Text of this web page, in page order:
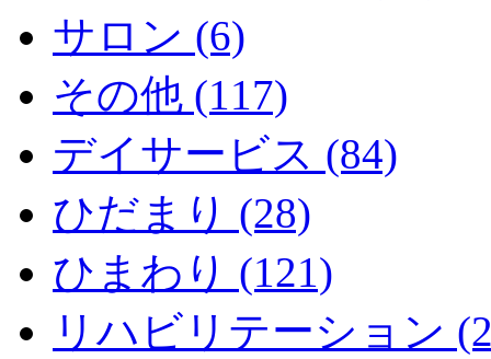
サロン (6)
その他 (117)
デイサービス (84)
ひだまり (28)
ひまわり (121)
リハビリテーション